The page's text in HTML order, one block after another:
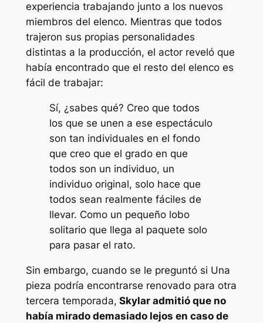
experiencia trabajando junto a los nuevos
miembros del elenco. Mientras que todos
trajeron sus propias personalidades
distintas a la producción, el actor reveló que
había encontrado que el resto del elenco es
fácil de trabajar:
Sí, ¿sabes qué? Creo que todos
los que se unen a ese espectáculo
son tan individuales en el fondo
que creo que el grado en que
todos son un individuo, un
individuo original, solo hace que
todos sean realmente fáciles de
llevar. Como un pequeño lobo
solitario que llega al paquete solo
para pasar el rato.
Sin embargo, cuando se le preguntó si Una
pieza podría encontrarse renovado para otra
tercera temporada, Skylar admitió que no
había mirado demasiado lejos en caso de